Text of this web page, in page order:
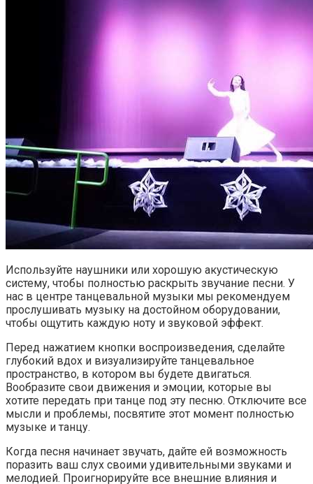
Используйте наушники или хорошую акустическую
систему, чтобы полностью раскрыть звучание песни. У
нас в центре танцевальной музыки мы рекомендуем
прослушивать музыку на достойном оборудовании,
чтобы ощутить каждую ноту и звуковой эффект.
Перед нажатием кнопки воспроизведения, сделайте
глубокий вдох и визуализируйте танцевальное
пространство, в котором вы будете двигаться.
Вообразите свои движения и эмоции, которые вы
хотите передать при танце под эту песню. Отключите все
мысли и проблемы, посвятите этот момент полностью
музыке и танцу.
Когда песня начинает звучать, дайте ей возможность
поразить ваш слух своими удивительными звуками и
мелодией. Проигнорируйте все внешние влияния и